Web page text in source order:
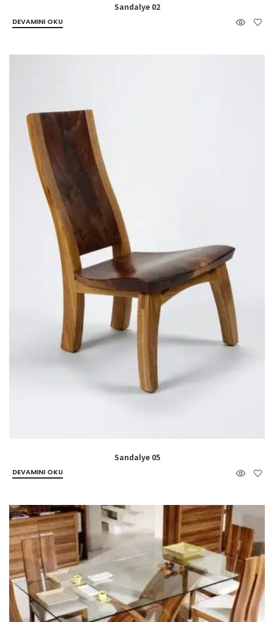
Sandalye 02
DEVAMINI OKU
Sandalye 05
DEVAMINI OKU